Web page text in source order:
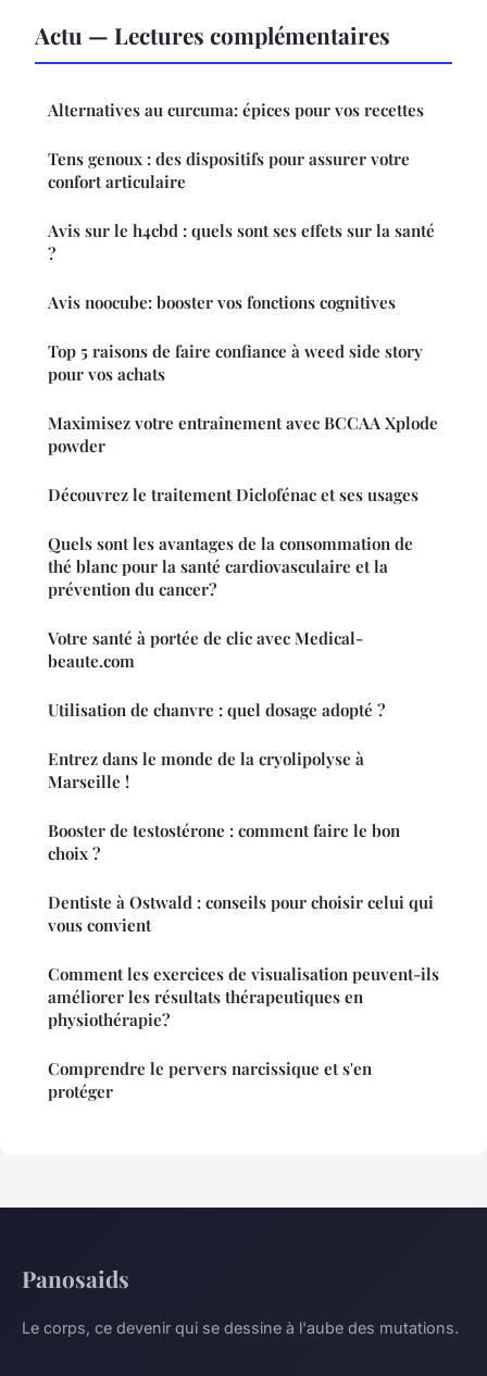
Actu — Lectures complémentaires
Alternatives au curcuma: épices pour vos recettes
Tens genoux : des dispositifs pour assurer votre
confort articulaire
Avis sur le h4cbd : quels sont ses effets sur la santé
?
Avis noocube: booster vos fonctions cognitives
Top 5 raisons de faire confiance à weed side story
pour vos achats
Maximisez votre entraînement avec BCCAA Xplode
powder
Découvrez le traitement Diclofénac et ses usages
Quels sont les avantages de la consommation de
thé blanc pour la santé cardiovasculaire et la
prévention du cancer?
Votre santé à portée de clic avec Medical-
beaute.com
Utilisation de chanvre : quel dosage adopté ?
Entrez dans le monde de la cryolipolyse à
Marseille !
Booster de testostérone : comment faire le bon
choix ?
Dentiste à Ostwald : conseils pour choisir celui qui
vous convient
Comment les exercices de visualisation peuvent-ils
améliorer les résultats thérapeutiques en
physiothérapie?
Comprendre le pervers narcissique et s'en
protéger
Panosaids
Le corps, ce devenir qui se dessine à l'aube des mutations.